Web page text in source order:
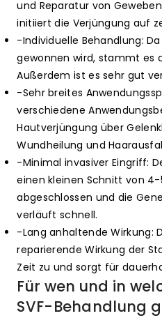
und Reparatur von
initiiert die Verjüngung auf
-Individuelle Behandlung:
gewonnen wird, stammt es
Außerdem ist es sehr gut
-Sehr breites
verschiedene
Hautverjüngung über
Wundheilung und
-Minimal invasiver Eingriff:
einen kleinen Schnitt von
abgeschlossen und die
verläuft schnell.
-Lang anhaltende Wirkung:
reparierende Wirkung der
Zeit zu und sorgt für
Für wen und in
SVF-Behandlung